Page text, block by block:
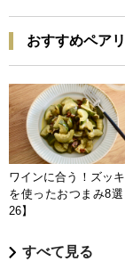
おすすめペア
ワインに合う！ズッ
を使ったおつまみ8
26】
すべて見る